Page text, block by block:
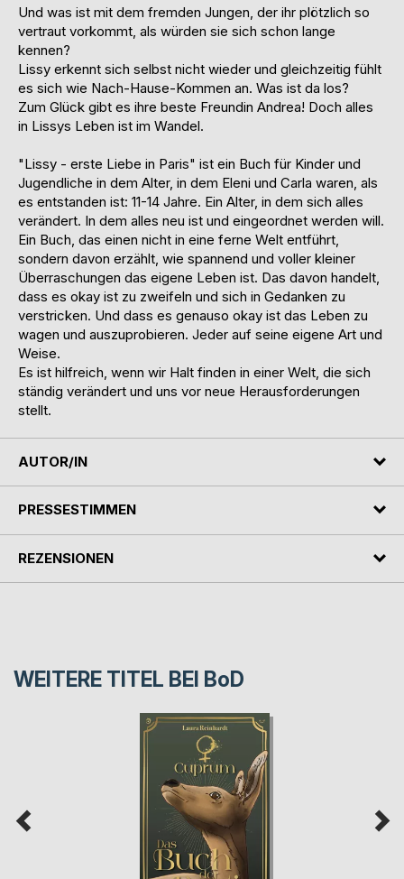
Und was ist mit dem fremden Jungen, der ihr plötzlich so
vertraut vorkommt, als würden sie sich schon lange
kennen?
Lissy erkennt sich selbst nicht wieder und gleichzeitig fühlt
es sich wie Nach-Hause-Kommen an. Was ist da los?
Zum Glück gibt es ihre beste Freundin Andrea! Doch alles
in Lissys Leben ist im Wandel.
"Lissy - erste Liebe in Paris" ist ein Buch für Kinder und
Jugendliche in dem Alter, in dem Eleni und Carla waren, als
es entstanden ist: 11-14 Jahre. Ein Alter, in dem sich alles
verändert. In dem alles neu ist und eingeordnet werden will.
Ein Buch, das einen nicht in eine ferne Welt entführt,
sondern davon erzählt, wie spannend und voller kleiner
Überraschungen das eigene Leben ist. Das davon handelt,
dass es okay ist zu zweifeln und sich in Gedanken zu
verstricken. Und dass es genauso okay ist das Leben zu
wagen und auszuprobieren. Jeder auf seine eigene Art und
Weise.
Es ist hilfreich, wenn wir Halt finden in einer Welt, die sich
ständig verändert und uns vor neue Herausforderungen
stellt.
AUTOR/IN
PRESSESTIMMEN
REZENSIONEN
WEITERE TITEL BEI BoD